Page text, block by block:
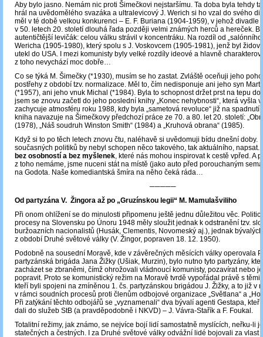
Aby bylo jasno. Nemám nic proti Šimečkovi nejstaršímu. Ta doba byla tehdy
hrál na uvědomělého svazáka a ultralevicový J. Werich si ho vzal do svého
měl v té době velkou konkurenci – E. F. Buriana (1904-1959), v jehož divadle
v 50. letech 20. století dlouhá řada později velmi známých herců a hereček.
autentičtější levičák: celou válku strávil v koncentráku. Na rozdíl od „salónního
Wericha (1905-1980), který spolu s J. Voskovcem (1905-1981), jenž byl
utekl do USA. I mezi komunisty byly velké rozdíly ideové a hlavně
z toho nevychází moc dobře…
Co se týká M. Šimečky (*1930), musím se ho zastat. Zvláště oceňuji jeho
postřehy z období tzv. normalizace. Měl to, čím nedisponuje ani jeho syn
(*1957), ani jeho vnuk Michal (*1984). Byla to schopnost držet prst na tepu
jsem se znovu začetl do jeho poslední knihy „Konec nehybnosti“, která vyšla
zachycuje atmosféru roku 1988, kdy byla „sametová revoluce“ již na
kniha navazuje na Šimečkovy předchozí práce ze 70. a 80. let 20. století:
(1978), „Náš soudruh Winston Smith“ (1984) a „Kruhová obrana“ (1985).
Když si to po těch letech znovu čtu, naléhavě si uvědomuji bídu dnešní doby.
současných politiků by nebyl schopen něco takového, tak aktuálního, napsat.
bez osobností a bez myšlenek, které nás mohou inspirovat k cestě vpřed. A
z toho nemáme, jsme nuceni stát na místě (jako auto před porouchaným
na Godota. Naše komediantská šmíra na něho čeká ráda…
─────
Od partyzána V. Žingora až po „Gruzínskou legii“ M. Mamulašviliho
Při onom ohlížení se do minulosti připomenu ještě jednu důležitou věc.
procesy na Slovensku po Únoru 1948 měly sloužit jednak k odstranění tzv.
buržoazních nacionalistů (Husák, Clementis, Novomeský aj.), jednak
z období Druhé světové války (V. Žingor, popraven 18. 12. 1950).
Podobně na sousední Moravě, kde v závěrečných měsících války operovala
partyzánská brigáda Jana Žižky (Ušiak, Murzin), bylo nutno tyto partyzány,
zacházet se zbraněmi, čímž ohrožovali vládnoucí komunisty, pozavírat nebo
popravit. Proto se komunistický režim na Moravě tvrdě vypořádal právě s
kteří byli spojeni na zmíněnou 1. čs. partyzánskou brigádou J. Žižky, a to již v
v rámci soudních procesů proti členům odbojové organizace „Světlana“ a
Při zatýkání těchto odbojářů se „vyznamenali“ dva bývalí agenti Gestapa,
dali do služeb StB (a pravděpodobně i NKVD) – J. Vávra-Stařík a F. Foukal.
Totalitní režimy, jak známo, se nejvíce bojí lidí samostatně myslících, neřku-li
statečných a čestných. I za Druhé světové války odvážní lidé bojovali za vlast